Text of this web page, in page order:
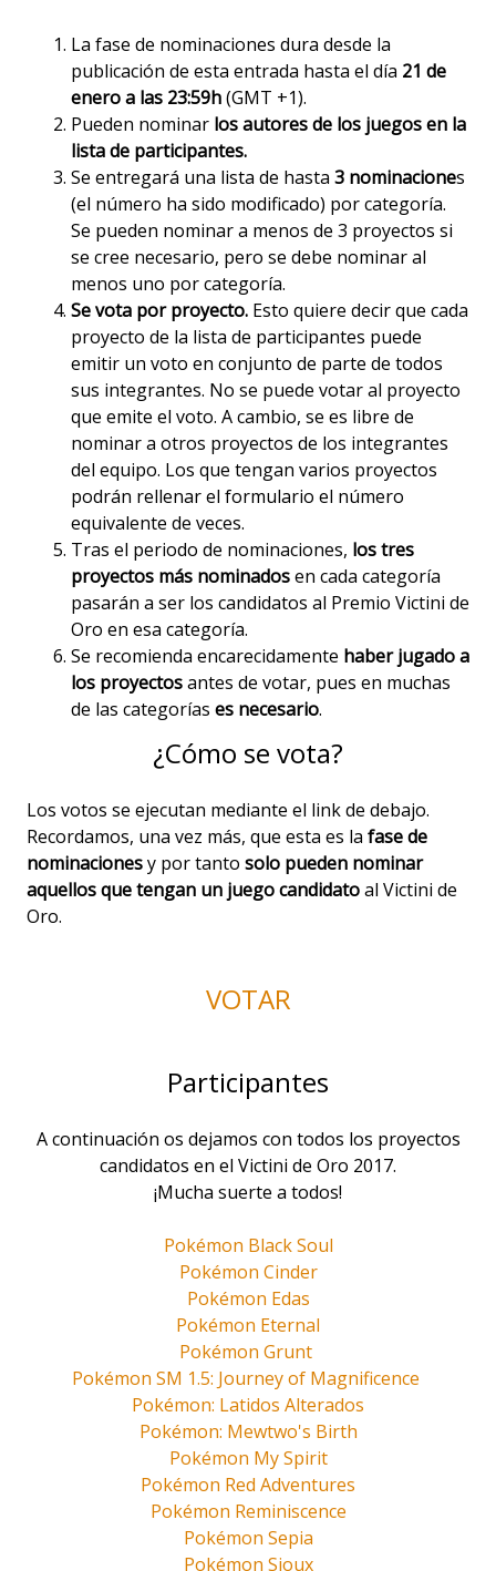
La fase de nominaciones dura desde la
publicación de esta entrada hasta el día 21 de
enero a las 23:59h(GMT +1).
Pueden nominar los autores de los juegos en la
lista de participantes.
Se entregará una lista de hasta 3 nominaciones
(el número ha sido modificado) por categoría.
Se pueden nominar a menos de 3 proyectos si
se cree necesario, pero se debe nominar al
menos uno por categoría.
Se vota por proyecto. Esto quiere decir que cada
proyecto de la lista de participantes puede
emitir un voto en conjunto de parte de todos
sus integrantes. No se puede votar al proyecto
que emite el voto. A cambio, se es libre de
nominar a otros proyectos de los integrantes
del equipo. Los que tengan varios proyectos
podrán rellenar el formulario el número
equivalente de veces.
Tras el periodo de nominaciones, los tres
proyectos más nominadosen cada categoría
pasarán a ser los candidatos al Premio Victini de
Oro en esa categoría.
Se recomienda encarecidamente haber jugado a
los proyectosantes de votar, pues en muchas
de las categorías es necesario.
¿Cómo se vota?
Los votos se ejecutan mediante el link de debajo.
Recordamos, una vez más, que esta es la fase de
nominacionesy por tanto solo pueden nominar
aquellos que tengan un juego candidatoal Victini de
Oro.
VOTAR
Participantes
A continuación os dejamos con todos los proyectos
candidatos en el Victini de Oro 2017.
¡Mucha suerte a todos!
Pokémon Black Soul
Pokémon Cinder
Pokémon Edas
Pokémon Eternal
Pokémon Grunt
Pokémon SM 1.5: Journey of Magnificence
Pokémon: Latidos Alterados
Pokémon: Mewtwo's Birth
Pokémon My Spirit
Pokémon Red Adventures
Pokémon Reminiscence
Pokémon Sepia
Pokémon Sioux